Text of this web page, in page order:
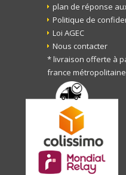
plan de réponse
Politique de
Loi AGEC
Nous contacter
* livraison offerte à
france